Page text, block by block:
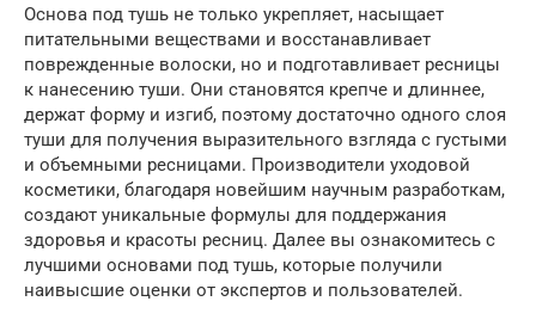
Основа под тушь не только укрепляет, насыщает
питательными веществами и восстанавливает
поврежденные волоски, но и подготавливает ресницы
к нанесению туши. Они становятся крепче и длиннее,
держат форму и изгиб, поэтому достаточно одного слоя
туши для получения выразительного взгляда с густыми
и объемными ресницами. Производители уходовой
косметики, благодаря новейшим научным разработкам,
создают уникальные формулы для поддержания
здоровья и красоты ресниц. Далее вы ознакомитесь с
лучшими основами под тушь, которые получили
наивысшие оценки от экспертов и пользователей.